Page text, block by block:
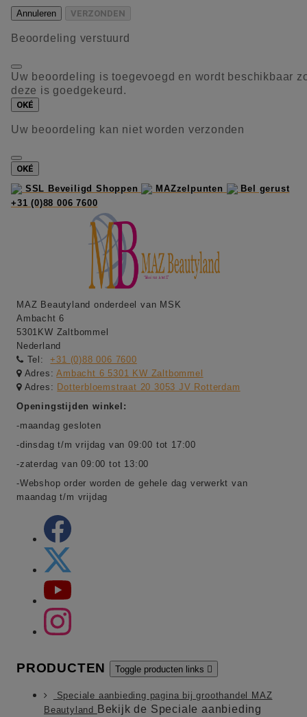
Annuleren VERZONDEN
Beoordeling verstuurd
Uw beoordeling is toegevoegd en wordt beschikbaar
deze is goedgekeurd.
OKÉ
Uw beoordeling kan niet worden verzonden
OKÉ
SSL Beveiligd Shoppen
MAZzelpunten
Bel gerust
+31 (0)88 006 7600
MAZ Beautyland onderdeel van MSK
Ambacht 6
5301KW Zaltbommel
Nederland
Tel:
+31 (0)88 006 7600
Adres:Ambacht 6 5301 KW Zaltbommel
Adres: Dotterbloemstraat 20 3053 JV Rotterdam
Openingstijden winkel:
-maandag gesloten
-dinsdag t/m vrijdag van 09:00 tot 17:00
-zaterdag van 09:00 tot 13:00
-Webshop order worden de gehele dag verwerkt van
maandag t/m vrijdag
PRODUCTEN Toggle producten links 
Speciale aanbieding pagina bij groothandel MAZ
Beautyland
Bekijk de Speciale aanbieding